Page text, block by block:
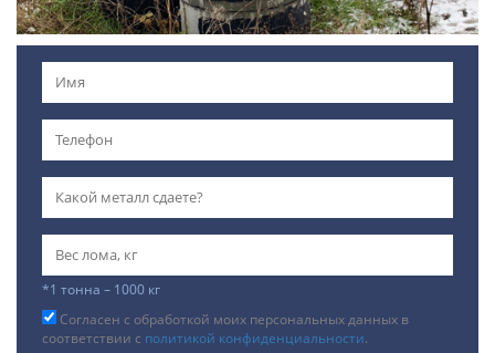
*1 тонна – 1000 кг
Согласен с обработкой моих персональных данных в
соответствии с политикой конфиденциальности.